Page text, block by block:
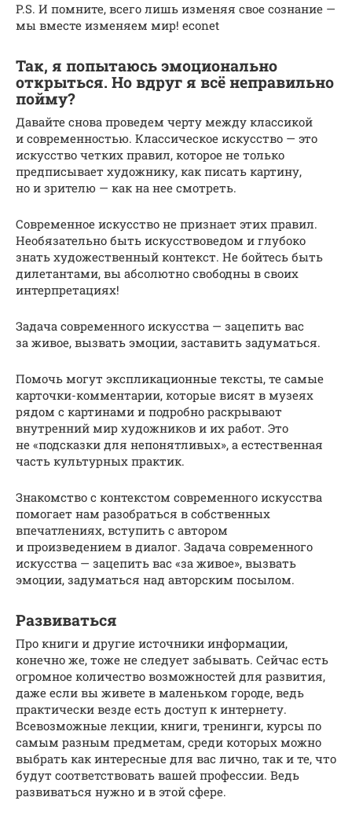
P.S. И помните, всего лишь изменяя свое сознание —
мы вместе изменяем мир! econet
Так, я попытаюсь эмоционально
открыться. Но вдруг я всё неправильно
пойму?
Давайте снова проведем черту между классикой
и современностью. Классическое искусство — это
искусство четких правил, которое не только
предписывает художнику, как писать картину,
но и зрителю — как на нее смотреть.
Современное искусство не признает этих правил.
Необязательно быть искусствоведом и глубоко
знать художественный контекст. Не бойтесь быть
дилетантами, вы абсолютно свободны в своих
интерпретациях!
Задача современного искусства — зацепить вас
за живое, вызвать эмоции, заставить задуматься.
Помочь могут экспликационные тексты, те самые
карточки-комментарии, которые висят в музеях
рядом с картинами и подробно раскрывают
внутренний мир художников и их работ. Это
не «подсказки для непонятливых», а естественная
часть культурных практик.
Знакомство с контекстом современного искусства
помогает нам разобраться в собственных
впечатлениях, вступить с автором
и произведением в диалог. Задача современного
искусства — зацепить вас «за живое», вызвать
эмоции, задуматься над авторским посылом.
Развиваться
Про книги и другие источники информации,
конечно же, тоже не следует забывать. Сейчас есть
огромное количество возможностей для развития,
даже если вы живете в маленьком городе, ведь
практически везде есть доступ к интернету.
Всевозможные лекции, книги, тренинги, курсы по
самым разным предметам, среди которых можно
выбрать как интересные для вас лично, так и те, что
будут соответствовать вашей профессии. Ведь
развиваться нужно и в этой сфере.